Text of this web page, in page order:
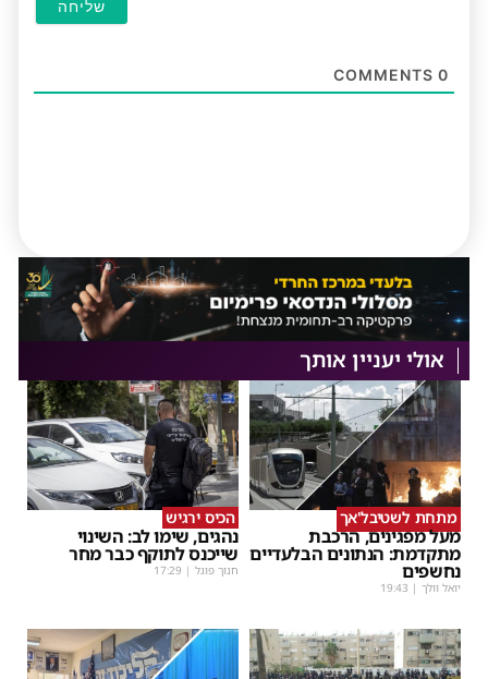
0
אולי יעניין אותך
מתחת לשטיבל'אך
מעל מפגינים, הרכבת
מתקדמת: הנתונים הבלעדיים
נחשפים
יואל וולך |
19:43
הכיס ירגיש
נהגים, שימו לב: השינוי
שייכנס לתוקף כבר מחר
חנוך פוגל |
17:29